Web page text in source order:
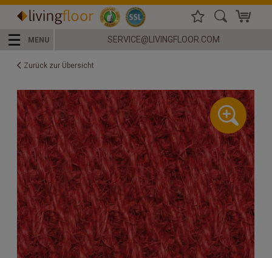
☰ MENU SERVICE@LIVINGFLOOR.COM
Zurück zur Übersicht